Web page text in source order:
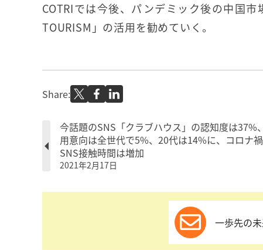
COTRIでは今後、パンデミック後の中国
TOURISM」の活用を勧めていく。
Share:
今話題のSNS「クラブハウス」の認知度は37%
用意向は全世代で5%、20代は14%に、コロナ
SNS接触時間は増加
2021年2月17日
一歩先の